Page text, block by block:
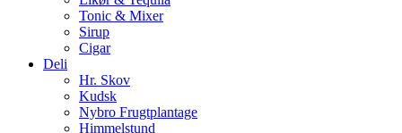
Tonic & Mixer
Sirup
Cigar
Deli
Hr. Skov
Kudsk
Nybro Frugtplantage
Himmelstund